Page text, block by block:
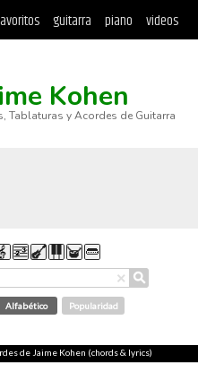
guitarra piano videos
Kohen
Tablaturas y Acordes de Guitarra
× ⚲
Alfabético Popularidad
de Jaime Kohen (chords & lyrics)